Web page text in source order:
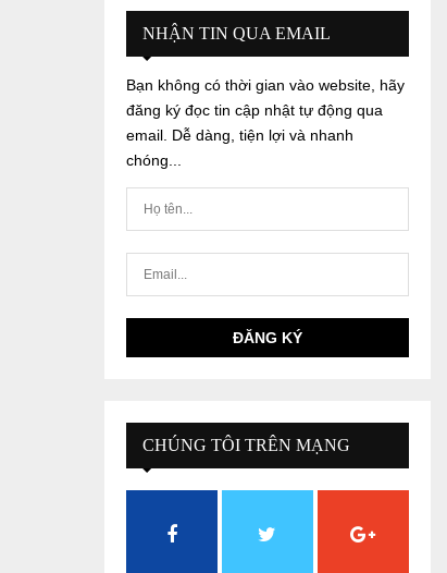
NHẬN TIN QUA EMAIL
Bạn không có thời gian vào website, hãy
đăng ký đọc tin cập nhật tự động qua
email. Dễ dàng, tiện lợi và nhanh
chóng...
CHÚNG TÔI TRÊN MẠNG
XÃ HỘI